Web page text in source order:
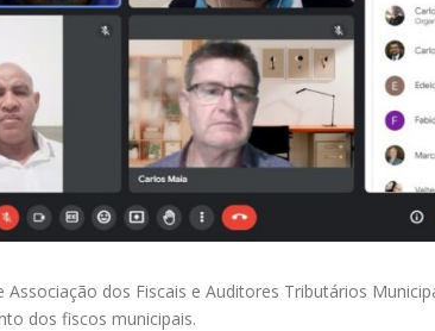
dos Fiscais e Auditores Tributários
dos fiscos municipais.